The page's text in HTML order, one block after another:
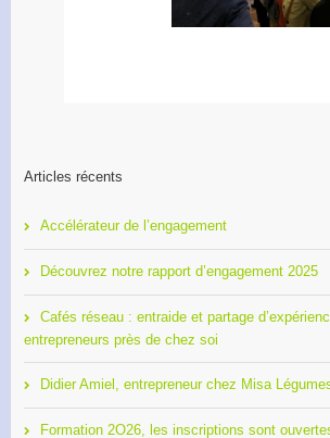
Articles récents
Accélérateur de l’engagement
Découvrez notre rapport d’engagement 2025
Cafés réseau : entraide et partage
entrepreneurs près de chez soi
Didier Amiel, entrepreneur chez Misa
Formation 2O26, les inscriptions sont